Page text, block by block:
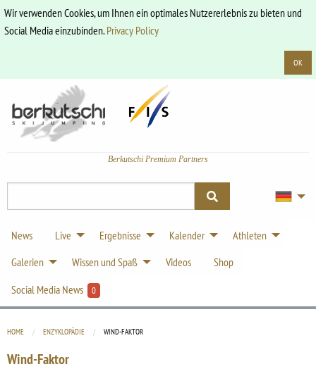
Wir verwenden Cookies, um Ihnen ein optimales Nutzererlebnis zu bieten und
Social Media einzubinden.Privacy Policy
OK
Berkutschi Premium Partners
News Live Ergebnisse Kalender
Athleten
Galerien
Wissen und Spaß Videos
Shop
Social Media News
0
HOME ENZYKLOPÄDIE CURRENT:
WIND-FAKTOR
Wind-Faktor